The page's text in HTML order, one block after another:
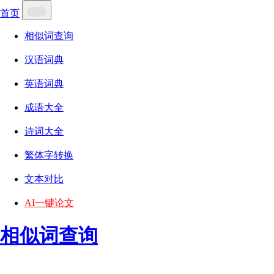
首页
相似词查询
汉语词典
英语词典
成语大全
诗词大全
繁体字转换
文本对比
AI一键论文
相似词查询